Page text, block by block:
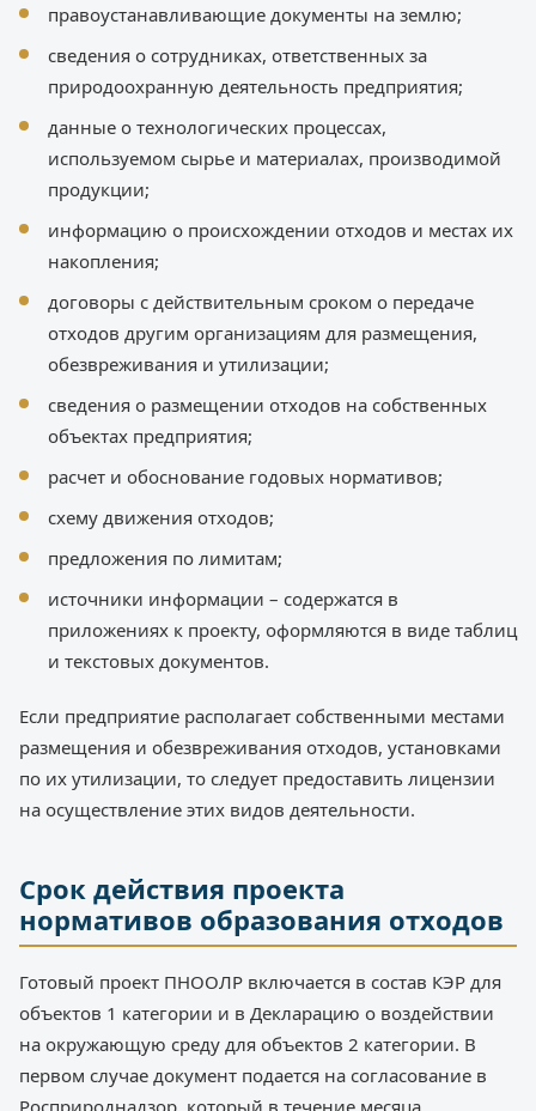
правоустанавливающие документы на землю;
сведения о сотрудниках, ответственных за
природоохранную деятельность предприятия;
данные о технологических процессах,
используемом сырье и материалах, производимой
продукции;
информацию о происхождении отходов и местах их
накопления;
договоры с действительным сроком о передаче
отходов другим организациям для размещения,
обезвреживания и утилизации;
сведения о размещении отходов на собственных
объектах предприятия;
расчет и обоснование годовых нормативов;
схему движения отходов;
предложения по лимитам;
источники информации – содержатся в
приложениях к проекту, оформляются в виде таблиц
и текстовых документов.
Если предприятие располагает собственными местами
размещения и обезвреживания отходов, установками
по их утилизации, то следует предоставить лицензии
на осуществление этих видов деятельности.
Срок действия проекта
нормативов образования отходов
Готовый проект ПНООЛР включается в состав КЭР для
объектов 1 категории и в Декларацию о воздействии
на окружающую среду для объектов 2 категории. В
первом случае документ подается на согласование в
Росприроднадзор, который в течение месяца